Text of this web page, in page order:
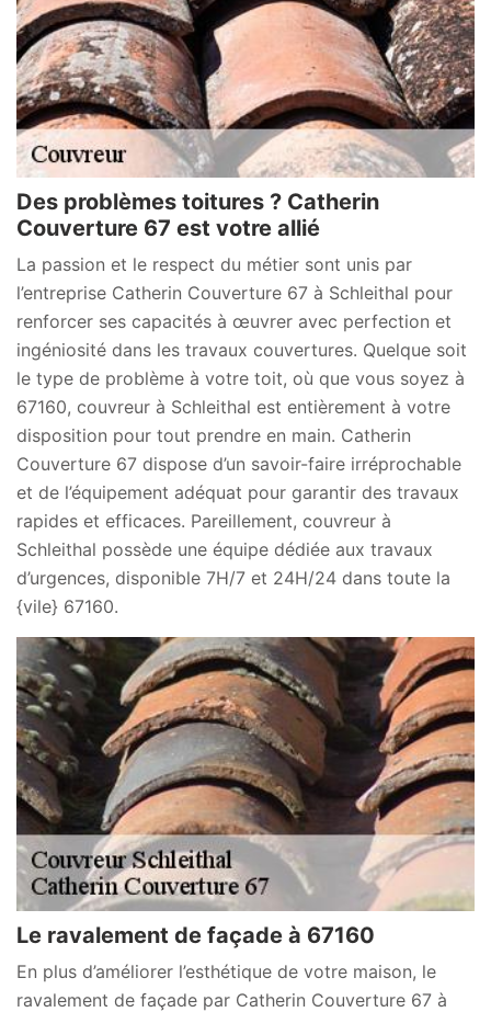
Des problèmes toitures ? Catherin
Couverture 67 est votre allié
La passion et le respect du métier sont unis par
l’entreprise Catherin Couverture 67 à Schleithal pour
renforcer ses capacités à œuvrer avec perfection et
ingéniosité dans les travaux couvertures. Quelque soit
le type de problème à votre toit, où que vous soyez à
67160, couvreur à Schleithal est entièrement à votre
disposition pour tout prendre en main. Catherin
Couverture 67 dispose d’un savoir-faire irréprochable
et de l’équipement adéquat pour garantir des travaux
rapides et efficaces. Pareillement, couvreur à
Schleithal possède une équipe dédiée aux travaux
d’urgences, disponible 7H/7 et 24H/24 dans toute la
{vile} 67160.
Le ravalement de façade à 67160
En plus d’améliorer l’esthétique de votre maison, le
ravalement de façade par Catherin Couverture 67 à